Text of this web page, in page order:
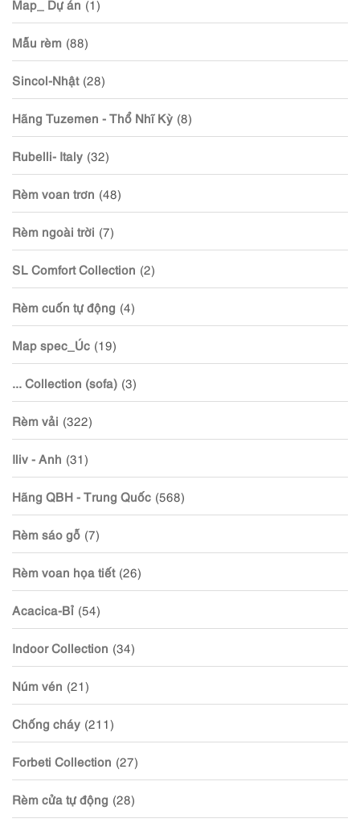
Map_ Dự án (1)
Mẫu rèm (88)
Sincol-Nhật (28)
Hãng Tuzemen - Thổ Nhĩ Kỳ (8)
Rubelli- Italy (32)
Rèm voan trơn (48)
Rèm ngoài trời (7)
SL Comfort Collection (2)
Rèm cuốn tự động (4)
Map spec_Úc (19)
... Collection (sofa) (3)
Rèm vải (322)
Iliv - Anh (31)
Hãng QBH - Trung Quốc (568)
Rèm sáo gỗ (7)
Rèm voan họa tiết (26)
Acacica-Bỉ (54)
Indoor Collection (34)
Núm vén (21)
Chống cháy (211)
Forbeti Collection (27)
Rèm cửa tự động (28)